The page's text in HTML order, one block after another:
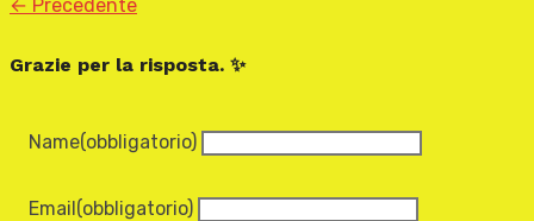
← Precedente
Grazie per la risposta. ✨
Name(obbligatorio)
Email(obbligatorio)